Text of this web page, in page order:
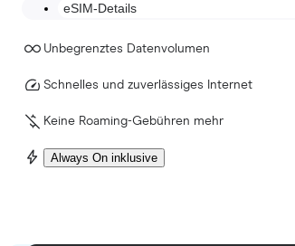
eSIM-Details
Unbegrenztes Datenvolumen
Schnelles und zuverlässiges Internet
Keine Roaming-Gebühren mehr
Always On inklusive